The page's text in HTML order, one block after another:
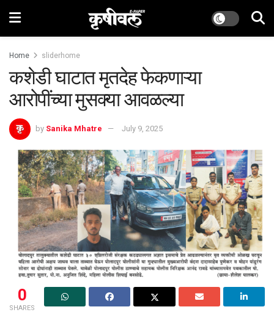
Home sliderhome
कशेडी घाटात मृतदेह फेकणाऱ्या
आरोपींच्या मुसक्या आवळल्या
by Sanika Mhatre July 9, 2025
0
SHARES